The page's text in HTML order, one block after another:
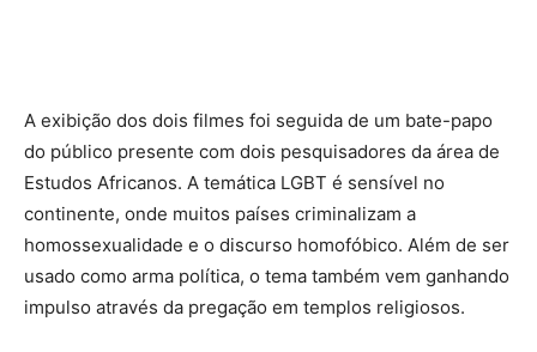
A exibição dos dois filmes foi seguida de um bate-papo
do público presente com dois pesquisadores da área de
Estudos Africanos. A temática LGBT é sensível no
continente, onde muitos países criminalizam a
homossexualidade e o discurso homofóbico. Além de ser
usado como arma política, o tema também vem ganhando
impulso através da pregação em templos religiosos.